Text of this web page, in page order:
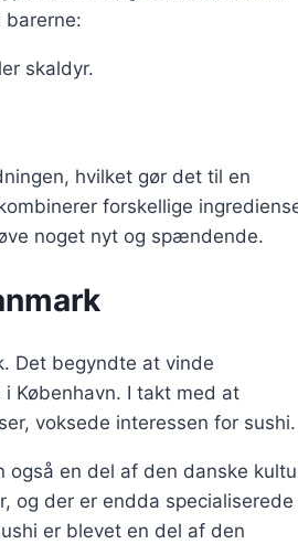
skaldyr.
hvilket gør det til en
forskellige
noget nyt og spændende.
Det begyndte at vinde
København. I takt med at
voksede interessen for sushi.
en del af den danske
og der er endda specialiserede
er blevet en del af den